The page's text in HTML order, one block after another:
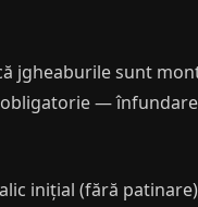
jgheaburile sunt
—
inițial (fără